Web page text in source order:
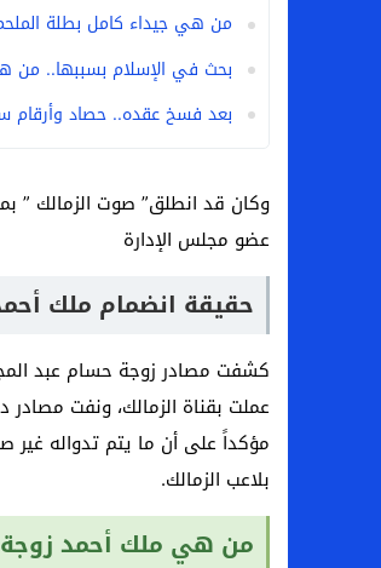
من هي جيداء كامل بطلة
بحث في الإسلام بسببها.. من
بعد فسخ عقده.. حصاد وأرقام
وكان قد انطلق” صوت الزمالك ”
عضو مجلس الإدارة
حقيقة انضمام ملك
كشفت مصادر زوجة حسام عبد
عملت بقناة الزمالك، ونفت
مؤكداً على أن ما يتم تدواله غير
بلاعب الزمالك.
من هي ملك أحمد زوجة